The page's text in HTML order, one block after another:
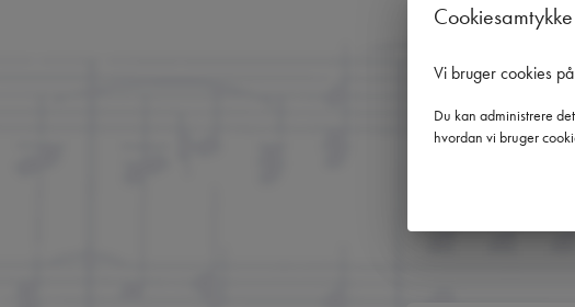
Få
Cookiesamtykke
Vi bruger cookies
Du kan administrere
hvordan vi bruger